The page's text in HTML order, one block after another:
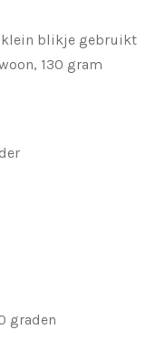
klein blikje gebruikt
130 gram
graden